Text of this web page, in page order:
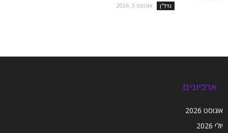
נדל''ן אוגוסט 5, 2026
ארכיונים
אוגוסט 2026
יולי 2026